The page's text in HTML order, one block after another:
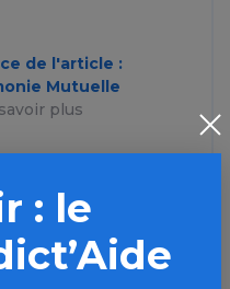
de l'article :
Mutuelle
plus
: le